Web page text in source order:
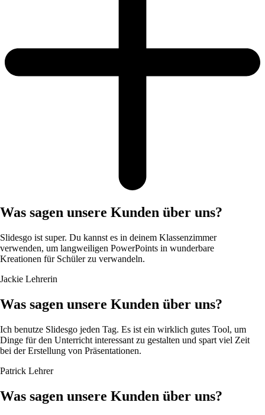
Was sagen unsere Kunden über uns?
Slidesgo ist super. Du kannst es in deinem Klassenzimmer
verwenden, um langweiligen PowerPoints in wunderbare
Kreationen für Schüler zu verwandeln.
Jackie Lehrerin
Was sagen unsere Kunden über uns?
Ich benutze Slidesgo jeden Tag. Es ist ein wirklich gutes Tool, um
Dinge für den Unterricht interessant zu gestalten und spart viel Zeit
bei der Erstellung von Präsentationen.
Patrick Lehrer
Was sagen unsere Kunden über uns?